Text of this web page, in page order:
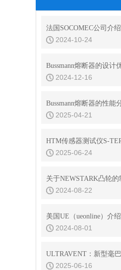
法国SOCOMEC公司介绍
2024-10-24
2024-12-16
2025-04-21
2025-06-24
2024-08-22
美国UE（ueonline）介绍
2024-08-01
2025-06-16